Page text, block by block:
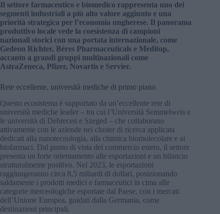
Il settore farmaceutico e biomedico rappresenta uno dei
segmenti industriali a più alto valore aggiunto e una
priorità strategica per l’economia ungherese. Il panorama
produttivo locale vede la coesistenza di campioni
nazionali storici con una portata internazionale, come
Gedeon Richter, Béres Pharmaceuticals e Meditop,
accanto a grandi gruppi multinazionali come
AstraZeneca, Pfizer, Novartis e Servier.
Rete eccellente, università mediche di primo piano
Questo ecosistema è supportato da un’eccellente rete di
università mediche leader – tra cui l’Università Semmelweis e
le università di Debrecen e Szeged – che collaborano
attivamente con le aziende nei cluster di ricerca applicata
dedicati alla nanotecnologia, alla chimica biomolecolare e ai
biofarmaci. Dal punto di vista del commercio estero, il settore
presenta un forte orientamento alle esportazioni e un bilancio
strutturalmente positivo. Nel 2023, le esportazioni
raggiungeranno circa 8,5 miliardi di dollari, posizionando
saldamente i prodotti medici e farmaceutici in cima alle
categorie merceologiche esportate dal Paese, con i mercati
dell’Unione Europea, guidati dalla Germania, come
destinazioni principali.